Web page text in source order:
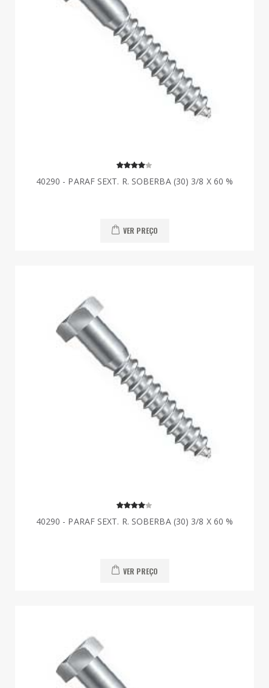
40290 - PARAF SEXT. R. SOBERBA (30) 3/8 X 60 %
VER PREÇO
40290 - PARAF SEXT. R. SOBERBA (30) 3/8 X 60 %
VER PREÇO